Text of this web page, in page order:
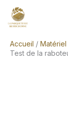
Accueil
Test de la
Rechercher